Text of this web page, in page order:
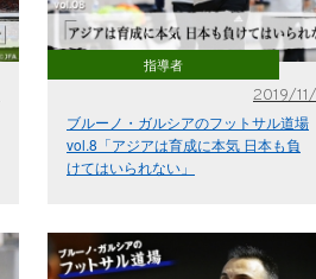
指導者
2019/
ブルーノ・ガルシアのフットサル道場
vol.8「アジアは育成に本気 日本も負
けてはいられない」